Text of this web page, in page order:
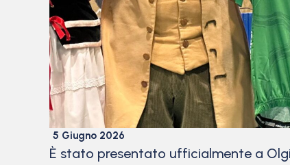
5 Giugno 2026
È stato presentato ufficialmente a